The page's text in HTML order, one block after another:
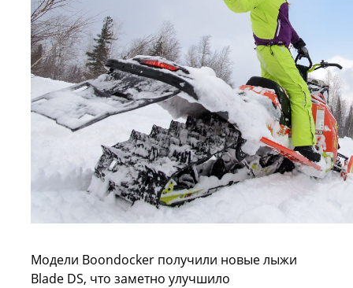
Модели Boondocker получили новые лыжи
Blade DS, что заметно улучшило